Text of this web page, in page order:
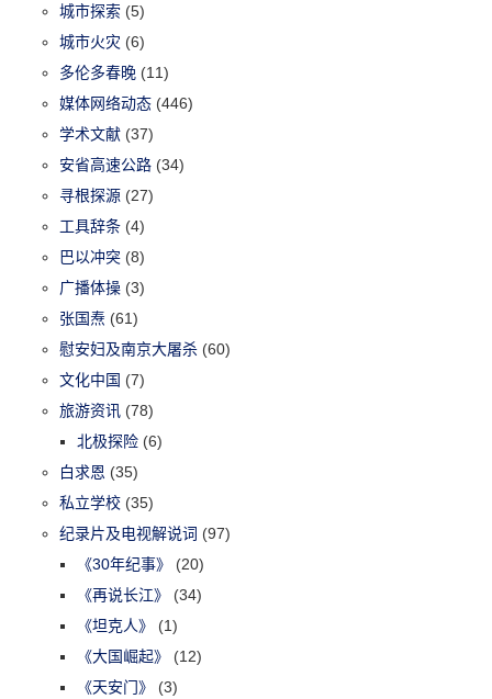
城市探索 (5)
城市火灾 (6)
多伦多春晚 (11)
媒体网络动态 (446)
学术文献 (37)
安省高速公路 (34)
寻根探源 (27)
工具辞条 (4)
巴以冲突 (8)
广播体操 (3)
张国焘 (61)
慰安妇及南京大屠杀 (60)
文化中国 (7)
旅游资讯 (78)
北极探险 (6)
白求恩 (35)
私立学校 (35)
纪录片及电视解说词 (97)
《30年纪事》
(20)
《再说长江》
(34)
《坦克人》
(1)
《大国崛起》
(12)
《天安门》
(3)